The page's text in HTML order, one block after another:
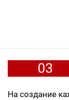
03
На создание